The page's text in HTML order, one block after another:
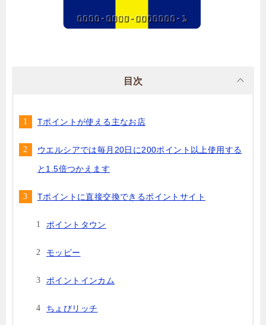
目次
Tポイントが使える主なお店
ウエルシアでは毎月20日に200ポイント以上使用する
と1.5倍つかえます
Tポイントに直接交換できるポイントサイト
ポイントタウン
モッピー
ポイントインカム
ちょびリッチ